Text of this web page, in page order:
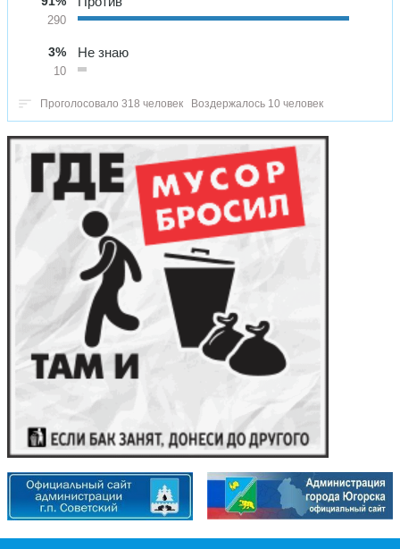
290
3%
10
Не знаю
Проголосовало 318 человек Воздержалось 10 человек